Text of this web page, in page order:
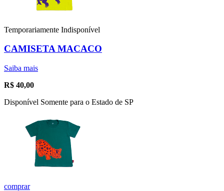
Temporariamente Indisponível
CAMISETA MACACO
Saiba mais
R$ 40,00
Disponível Somente para o Estado de SP
comprar